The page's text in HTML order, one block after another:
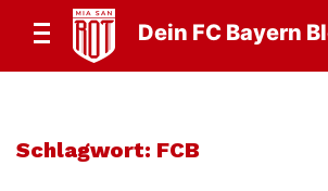
Dein FC Bayern
Schlagwort: FCB